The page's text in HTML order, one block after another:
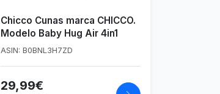
Chicco Cunas marca CHICCO.
Modelo Baby Hug Air 4in1
ASIN: B0BNL3H7ZD
29,99€